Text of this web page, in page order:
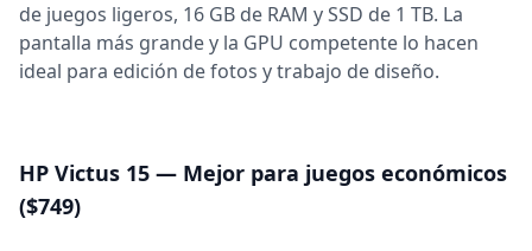
de juegos ligeros, 16 GB de RAM y SSD de 1 TB. La
pantalla más grande y la GPU competente lo hacen
ideal para edición de fotos y trabajo de diseño.
HP Victus 15 — Mejor para juegos económicos
($749)